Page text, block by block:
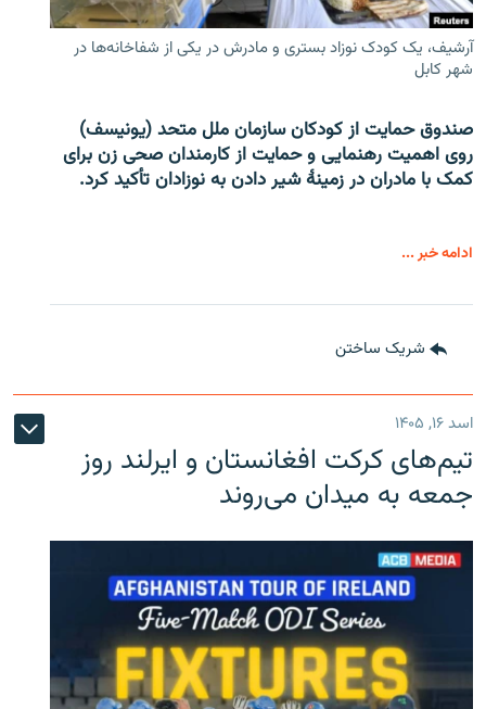
آرشیف، یک کودک نوزاد بستری و مادرش در یکی از شفاخانه‌ها در
شهر کابل
صندوق حمایت از کودکان سازمان ملل متحد (یونیسف)
روی اهمیت رهنمایی و حمایت از کارمندان صحی زن برای
کمک با مادران در زمینۀ شیر دادن به نوزادان تأکید کرد.
ادامه خبر ...
شریک ساختن
اسد ۱۶, ۱۴۰۵
تیم‌های کرکت افغانستان و ایرلند روز
جمعه به میدان می‌روند